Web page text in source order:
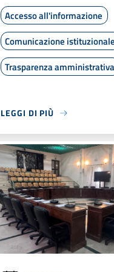
Accesso all'informazione
Comunicazione istituzionale
Trasparenza amministrativa
LEGGI DI PIÙ